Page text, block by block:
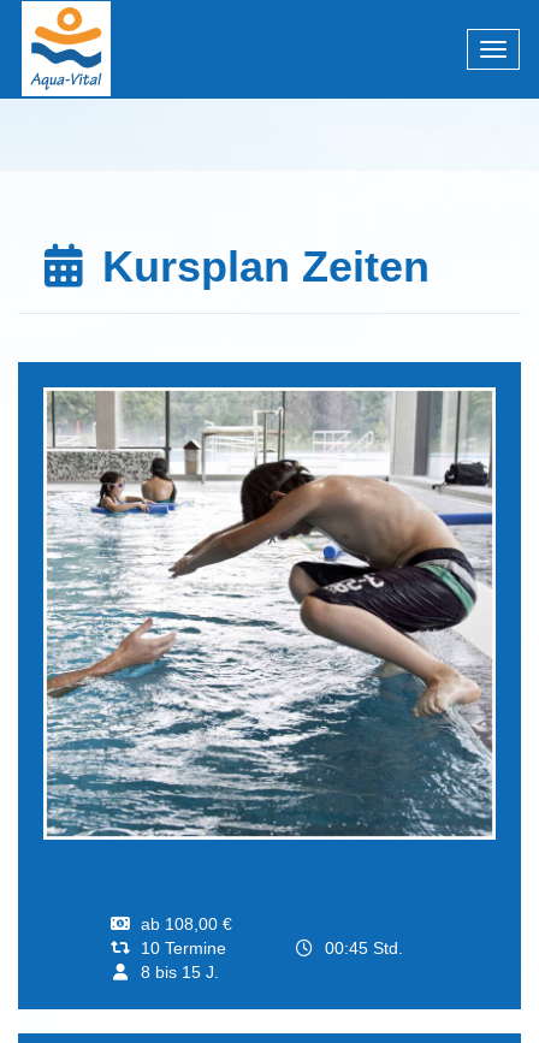
Menü
Kursplan Zeiten
ab 108,00 €
10 Termine
00:45 Std.
8 bis 15 J.